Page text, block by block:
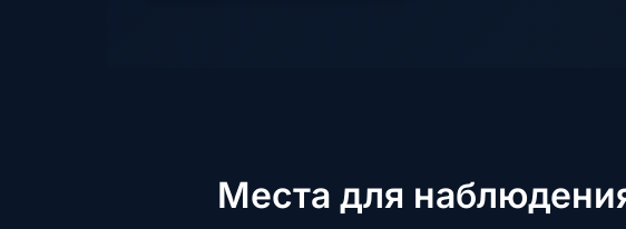
Места для